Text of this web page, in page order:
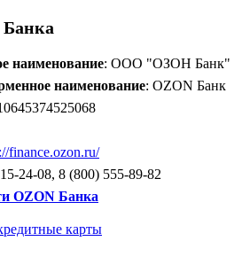
наименование: ООО "ОЗОН Банк"
наименование: OZON Банк
finance.ozon.ru/
24-08, 8 (800) 555-89-82
OZON Банка
карты